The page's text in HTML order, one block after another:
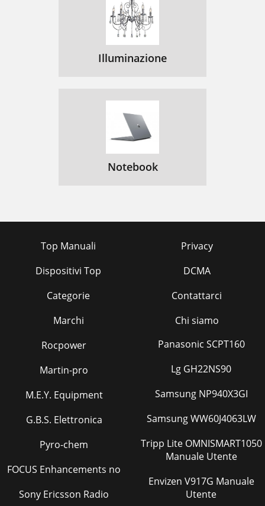
Illuminazione
Notebook
Top Manuali
Dispositivi Top
Categorie
Marchi
Privacy
DCMA
Contattarci
Chi siamo
Rocpower
Martin-pro
M.E.Y. Equipment
G.B.S. Elettronica
Pyro-chem
FOCUS Enhancements no
Sony Ericsson Radio
Panasonic SCPT160
Lg GH22NS90
Samsung NP940X3GI
Samsung WW60J4063LW
Tripp Lite OMNISMART1050
Manuale Utente
Envizen V917G Manuale
Utente